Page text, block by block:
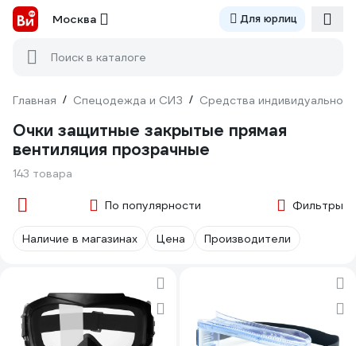
Москва Для юрлиц
Поиск в каталоге
Главная / Спецодежда и СИЗ / Средства индивидуальной
Очки защитные закрытые прямая
вентиляция прозрачные
143 товара
По популярности Фильтры
Наличие в магазинах Цена Производители